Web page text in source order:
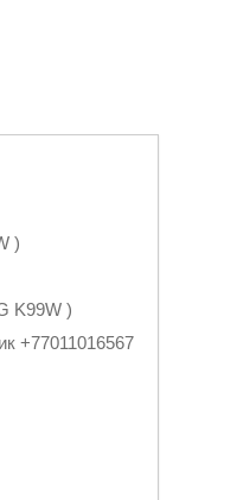
)
K99W )
+77011016567